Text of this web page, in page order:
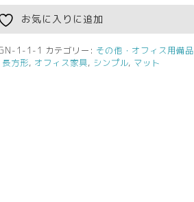
お気に入りに追加
1-1-1 カテゴリー: その他・オフィス用備品
長方形, オフィス家具, シンプル, マット